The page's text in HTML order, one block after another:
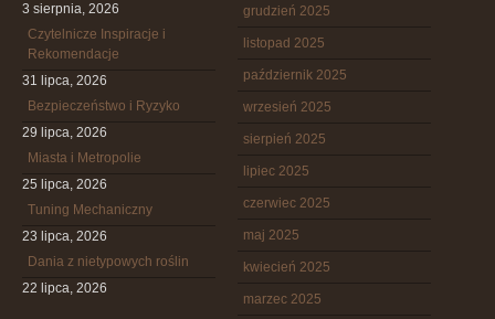
3 sierpnia, 2026
Czytelnicze Inspiracje i
Rekomendacje
31 lipca, 2026
Bezpieczeństwo i Ryzyko
29 lipca, 2026
Miasta i Metropolie
25 lipca, 2026
Tuning Mechaniczny
23 lipca, 2026
Dania z nietypowych roślin
22 lipca, 2026
grudzień 2025
listopad 2025
październik 2025
wrzesień 2025
sierpień 2025
lipiec 2025
czerwiec 2025
maj 2025
kwiecień 2025
marzec 2025